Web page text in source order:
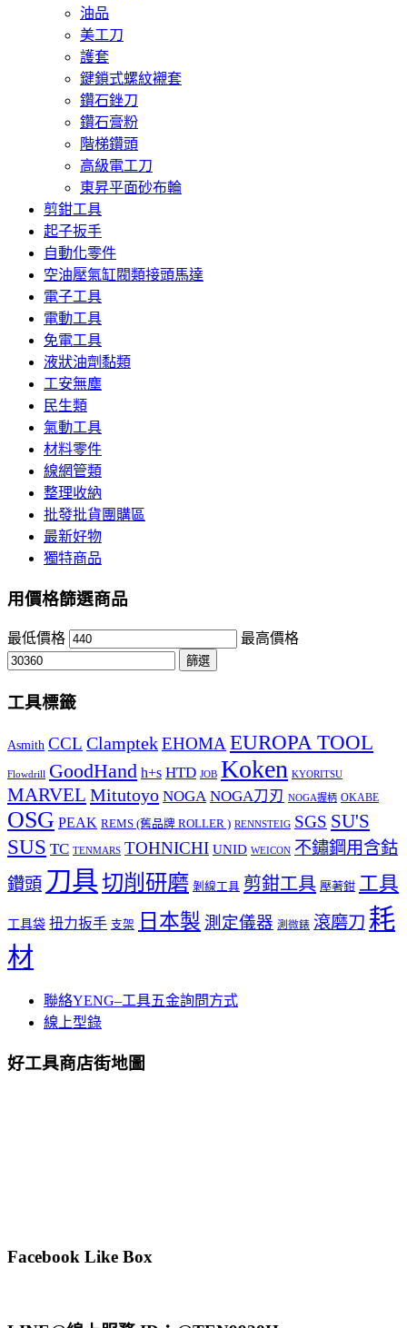
油品
美工刀
護套
鍵鎖式螺紋襯套
鑽石銼刀
鑽石膏粉
階梯鑽頭
高級電工刀
東昇平面砂布輪
剪鉗工具
起子扳手
自動化零件
空油壓氣缸閥類接頭馬達
電子工具
電動工具
免電工具
液狀油劑黏類
工安無塵
民生類
氣動工具
材料零件
線網管類
整理收納
批發批貨團購區
最新好物
獨特商品
用價格篩選商品
最低價格 最高價格
篩選
工具標籤
Asmith CCL ClamptekEHOMA EUROPA TOOL
Flowdrill GoodHand h+s HTD JOB Koken KYORITSU
MARVEL Mitutoyo NOGA NOGA刀刃 NOGA握柄 OKABE
OSG PEAK REMS (舊品牌 ROLLER ) RENNSTEIG SGS SU'S
SUS TC TENMARS TOHNICHI UNID WEICON 不鏽鋼用含鈷
鑽頭 刀具切削研磨 剝線工具 剪鉗工具 壓著鉗 工具
工具袋 扭力扳手 支架 日本製 測定儀器 測微錶 滾磨刀 耗
材
聯絡YENG–工具五金詢問方式
線上型錄
好工具商店街地圖
Facebook Like Box